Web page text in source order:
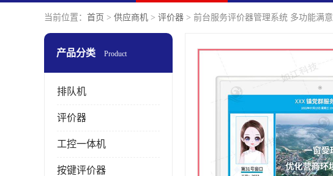
当前位置： 首页 > 供应商机 > 评价器 > 前台服务评价器管理系统 多功能满
产品分类 Product
排队机
评价器
工控一体机
按键评价器